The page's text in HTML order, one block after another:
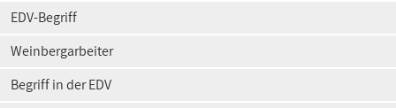
EDV-Begriff
Weinbergarbeiter
Begriff in der EDV